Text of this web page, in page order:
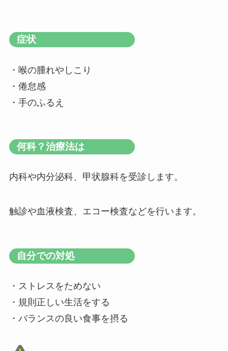
症状
・喉の腫れやしこり
・倦怠感
・手のふるえ
何科？治療法は
内科や内分泌科、甲状腺科を受診します。
触診や血液検査、エコー検査などを行います。
自分での対処
・ストレスをためない
・規則正しい生活をする
・バランスの良い食事を摂る